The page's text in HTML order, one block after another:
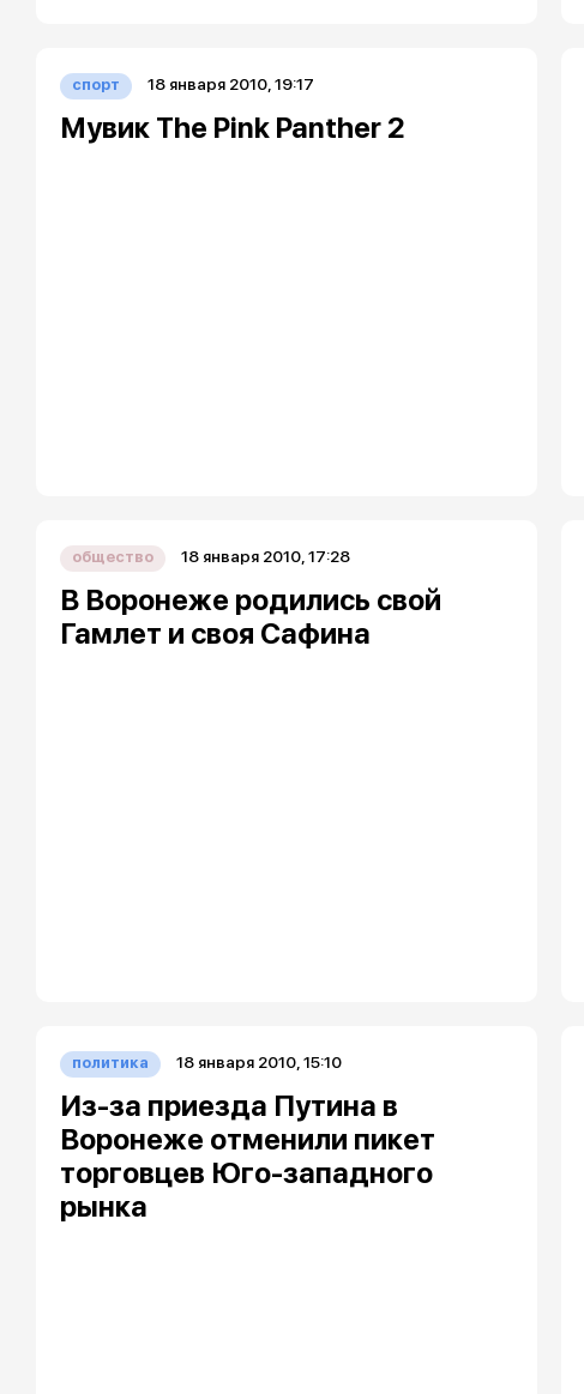
спорт 18 января 2010, 19:17
Мувик The Pink Panther 2
общество 18 января 2010, 17:28
В Воронеже родились свой
Гамлет и своя Сафина
политика 18 января 2010, 15:10
Из-за приезда Путина в
Воронеже отменили пикет
торговцев Юго-западного
рынка